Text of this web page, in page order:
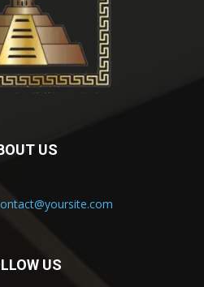
US
US